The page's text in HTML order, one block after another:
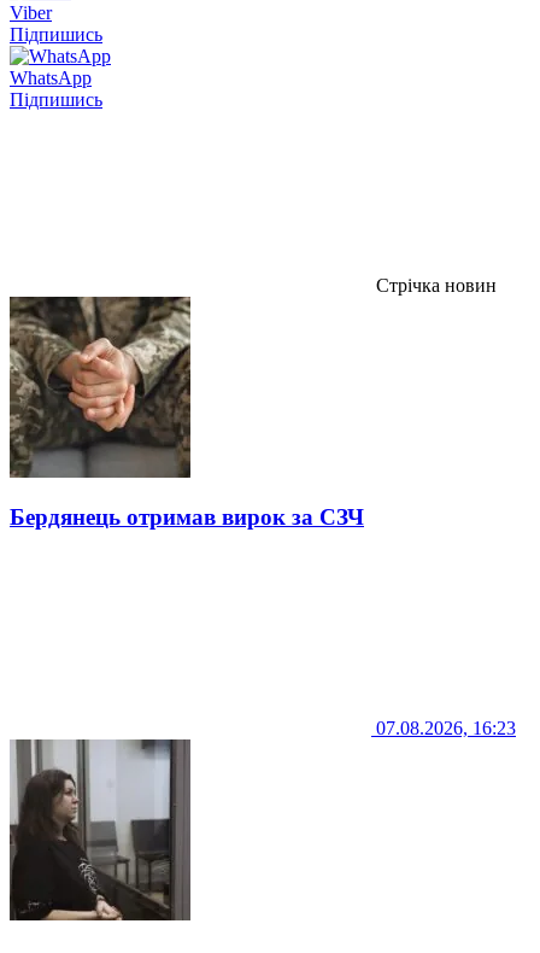
Viber
Підпишись
WhatsApp
Підпишись
Стрічка новин
Бердянець отримав вирок за СЗЧ
07.08.2026, 16:23